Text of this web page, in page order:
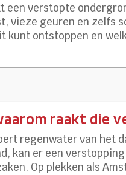
een verstopte
vieze geuren en zelfs
ontstoppen en
raakt die
regenwater van het
kan er een
Op plekken als